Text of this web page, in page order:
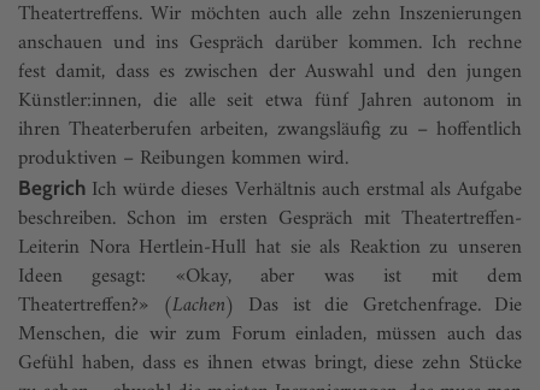
Theatertreffens. Wir möchten auch alle zehn Inszenierungen
anschauen und ins Gespräch darüber kommen. Ich rechne
fest damit, dass es zwischen der Auswahl und den jungen
Künstler:innen, die alle seit etwa fünf Jahren autonom in
ihren Theaterberufen arbeiten, zwangsläufig zu – hoffentlich
produktiven – Reibungen kommen wird.
Begrich Ich würde dieses Verhältnis auch erstmal als Aufgabe
beschreiben. Schon im ersten Gespräch mit Theatertreffen-
Leiterin Nora Hertlein-Hull hat sie als Reaktion zu unseren
Ideen gesagt: «Okay, aber was ist mit dem
Theatertreffen?» (Lachen) Das ist die Gretchenfrage. Die
Menschen, die wir zum Forum einladen, müssen auch das
Gefühl haben, dass es ihnen etwas bringt, diese zehn Stücke